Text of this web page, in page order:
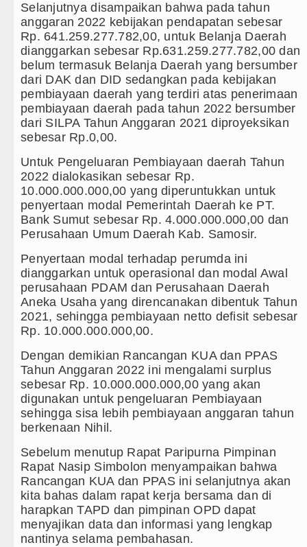
Tujuh Menggetarkan Gedung Kesenian Jakarta
Ringkus 3 Tersangka Pungli di Jalan Masuk
vs Palermo Laga Persahabatan di Perth Selasa 11
Emirates Cup Menang Adu Penalti Lawan
Selanjutnya disampaikan bahwa pada tahun
anggaran 2022 kebijakan pendapatan sebesar
Rp. 641.259.277.782,00, untuk Belanja Daerah
dianggarkan sebesar Rp.631.259.277.782,00 dan
belum termasuk Belanja Daerah yang bersumber
dari DAK dan DID sedangkan pada kebijakan
pembiayaan daerah yang terdiri atas penerimaan
pembiayaan daerah pada tahun 2022 bersumber
dari SILPA Tahun Anggaran 2021 diproyeksikan
sebesar Rp.0,00.
Untuk Pengeluaran Pembiayaan daerah Tahun
2022 dialokasikan sebesar Rp.
10.000.000.000,00 yang diperuntukkan untuk
penyertaan modal Pemerintah Daerah ke PT.
Bank Sumut sebesar Rp. 4.000.000.000,00 dan
Perusahaan Umum Daerah Kab. Samosir.
Penyertaan modal terhadap perumda ini
dianggarkan untuk operasional dan modal Awal
perusahaan PDAM dan Perusahaan Daerah
Aneka Usaha yang direncanakan dibentuk Tahun
2021, sehingga pembiayaan netto defisit sebesar
Rp. 10.000.000.000,00.
Dengan demikian Rancangan KUA dan PPAS
Tahun Anggaran 2022 ini mengalami surplus
sebesar Rp. 10.000.000.000,00 yang akan
digunakan untuk pengeluaran Pembiayaan
sehingga sisa lebih pembiayaan anggaran tahun
berkenaan Nihil.
Sebelum menutup Rapat Paripurna Pimpinan
Rapat Nasip Simbolon menyampaikan bahwa
Rancangan KUA dan PPAS ini selanjutnya akan
kita bahas dalam rapat kerja bersama dan di
harapkan TAPD dan pimpinan OPD dapat
menyajikan data dan informasi yang lengkap
nantinya selama pembahasan.